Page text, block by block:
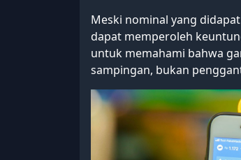
Meski nominal yang
dapat memperoleh
untuk memahami bahwa
sampingan, bukan